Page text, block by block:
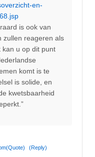
en-
is ook van
zullen reageren als
kan u op dit punt
komt is te
is solide, en
kwetsbaarheid
(Quote) (Reply)